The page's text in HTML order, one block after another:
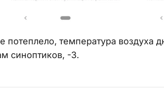
потеплело, температура воздуха
синоптиков, -3.